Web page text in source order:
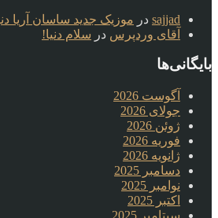
sajjad در موزیک جدید ساسان آریا
آقای وردپرس در سلام دنیا!
بایگانی‌ها
آگوست 2026
جولای 2026
ژوئن 2026
فوریه 2026
ژانویه 2026
دسامبر 2025
نوامبر 2025
اکتبر 2025
سپتامبر 2025